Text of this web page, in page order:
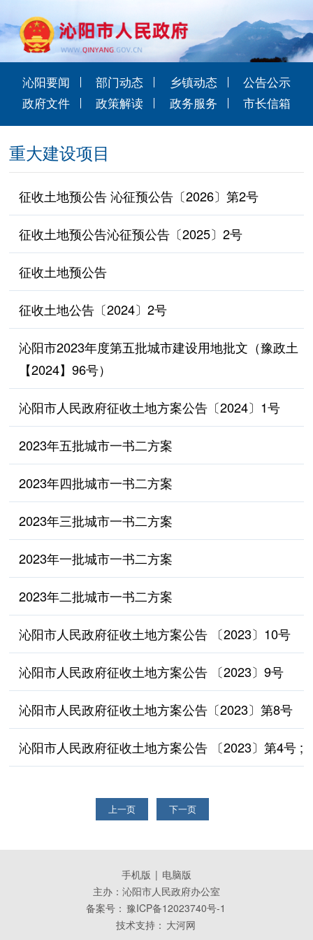
沁阳要闻 部门动态 乡镇动态
公告公示
政府文件
政策解读 政务服务 市长信箱
重大建设项目
征收土地预公告 沁征预公告〔2026〕第2号
征收土地预公告沁征预公告〔2025〕2号
征收土地预公告
征收土地公告〔2024〕2号
沁阳市2023年度第五批城市建设用地批文（豫政土
【2024】96号）
沁阳市人民政府征收土地方案公告〔2024〕1号
2023年五批城市一书二方案
2023年四批城市一书二方案
2023年三批城市一书二方案
2023年一批城市一书二方案
2023年二批城市一书二方案
沁阳市人民政府征收土地方案公告 〔2023〕10号
沁阳市人民政府征收土地方案公告 〔2023〕9号
沁阳市人民政府征收土地方案公告〔2023〕第8号
沁阳市人民政府征收土地方案公告 〔2023〕第4号 ;
上一页 下一页
手机版 | 电脑版
主办：沁阳市人民政府办公室
备案号： 豫ICP备12023740号-1
技术支持： 大河网